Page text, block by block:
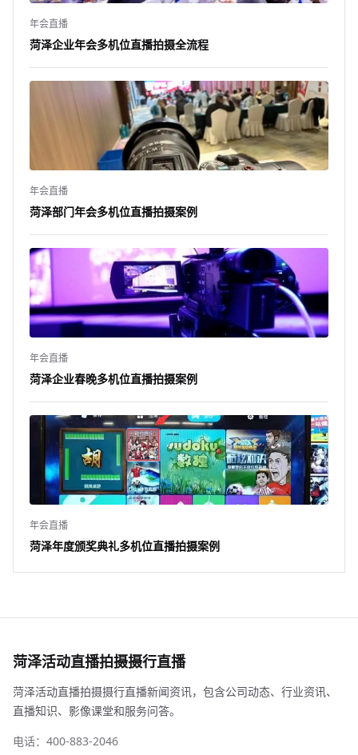
年会直播
菏泽企业年会多机位直播拍摄全流程
年会直播
菏泽部门年会多机位直播拍摄案例
年会直播
菏泽企业春晚多机位直播拍摄案例
年会直播
菏泽年度颁奖典礼多机位直播拍摄案例
菏泽活动直播拍摄摄行直播
菏泽活动直播拍摄摄行直播新闻资讯，包含公司动态、行业资讯、
直播知识、影像课堂和服务问答。
电话：400-883-2046